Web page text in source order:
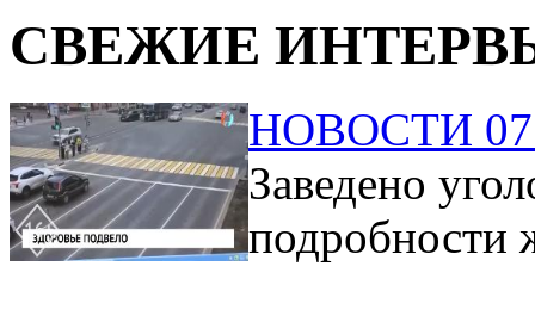
СВЕЖИЕ
НОВОСТИ
Заведено
подробности